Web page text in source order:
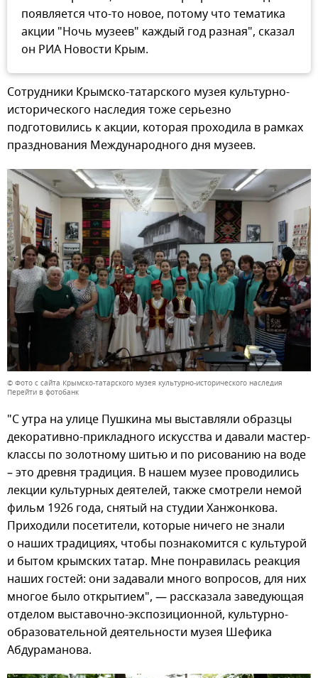
появляется что-то новое, потому что тематика
акции "Ночь музеев" каждый год разная", сказал
он РИА Новости Крым.
Сотрудники Крымско-татарского музея культурно-
исторического наследия тоже серьезно
подготовились к акции, которая проходила в рамках
празднования Международного дня музеев.
© Фото с сайта Крымско-татарского музея культурно-исторического наследия
Перейти в фотобанк
"С утра на улице Пушкина мы выставляли образцы
декоративно-прикладного искусства и давали мастер-
классы по золотному шитью и по рисованию на воде
– это древня традиция. В нашем музее проводились
лекции культурных деятелей, также смотрели немой
фильм 1926 года, снятый на студии Ханжонкова.
Приходили посетители, которые ничего не знали
о наших традициях, чтобы познакомится с культурой
и бытом крымских татар. Мне понравилась реакция
наших гостей: они задавали много вопросов, для них
многое было открытием", — рассказала заведующая
отделом выставочно-экспозиционной, культурно-
образовательной деятельности музея Шефика
Абдураманова.